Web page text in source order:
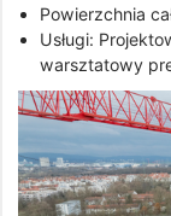
Powierzchnia
Usługi:
warsztatowy